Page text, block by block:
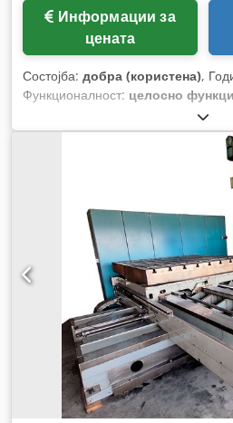
цената
Состојба: добра (користена),
Функционалност: целосно
, вкупна тежина:
дупчење:32 мм,